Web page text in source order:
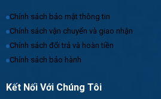
Chính sách bảo mật thông tin
Chính sách vận chuyển và giao nhận
Chính sách đổi trả và hoàn tiền
Chính sách bảo hành
Kết Nối Với Chúng Tôi